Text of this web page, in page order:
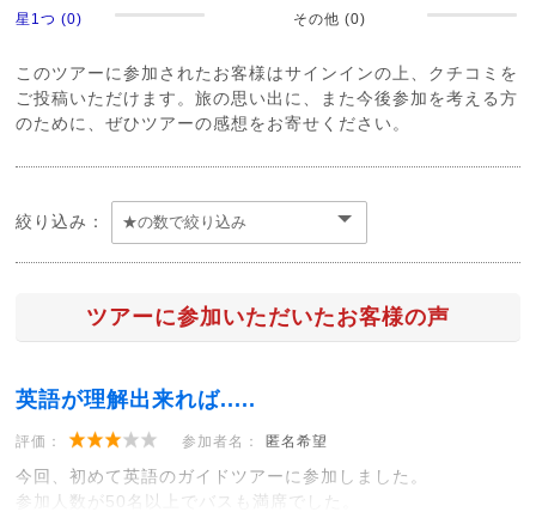
星1つ (0)
その他 (0)
このツアーに参加されたお客様はサインインの上、クチコミを
ご投稿いただけます。旅の思い出に、また今後参加を考える方
のために、ぜひツアーの感想をお寄せください。
絞り込み：
ツアーに参加いただいたお客様の声
英語が理解出来れば.....
評価： 参加者名： 匿名希望
今回、初めて英語のガイドツアーに参加しました。
参加人数が50名以上でバスも満席でした。